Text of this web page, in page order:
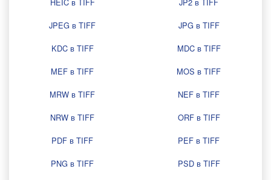
HEIC в TIFF
JP2 в TIFF
JPEG в TIFF
JPG в TIFF
KDC в TIFF
MDC в TIFF
MEF в TIFF
MOS в TIFF
MRW в TIFF
NEF в TIFF
NRW в TIFF
ORF в TIFF
PDF в TIFF
PEF в TIFF
PNG в TIFF
PSD в TIFF